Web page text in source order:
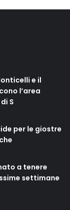
e il
l’area
S
per le giostre
a tenere
settimane